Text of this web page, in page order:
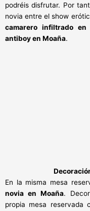
podréis disfrutar. Por
novia entre el show
camarero infiltrado en
antiboy en Moaña.
En la misma mesa
novia en Moaña.
propia mesa reservada